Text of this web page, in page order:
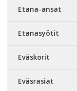
Etana-ansat
Etanasyötit
Eväskorit
Eväsrasiat